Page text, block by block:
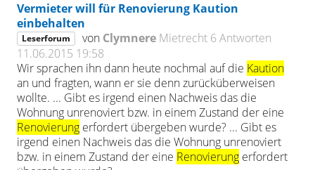
Vermieter will für Renovierung Kaution
einbehalten
Leserforum von Clymnere Mietrecht 6 Antworten
11.06.2015 19:58
Wir sprachen ihn dann heute nochmal auf die Kaution
an und fragten, wann er sie denn zurücküberweisen
wollte. ... Gibt es irgend einen Nachweis das die
Wohnung unrenoviert bzw. in einem Zustand der eine
Renovierung erfordert übergeben wurde? ... Gibt es
irgend einen Nachweis das die Wohnung unrenoviert
bzw. in einem Zustand der eine Renovierung erfordert